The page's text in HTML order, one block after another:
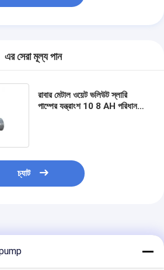
এর সেরা মূল্য পান
রাবার মেটাল ওয়েট ভলিউট স্লারি
পাম্পের যন্ত্রাংশ 10 8 AH পরিধান
চ্যাট